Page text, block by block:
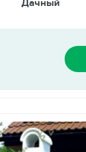
Дачный